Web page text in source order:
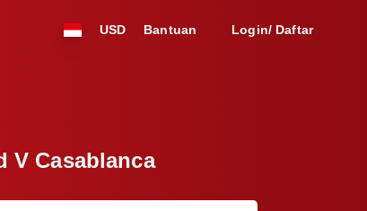
USD Bantuan Login/ Daftar
V Casablanca